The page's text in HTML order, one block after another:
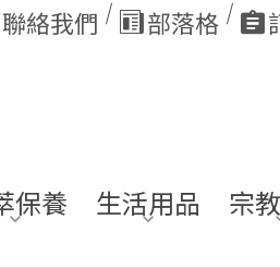
聯絡我們 部落格
保養 生活用品 宗